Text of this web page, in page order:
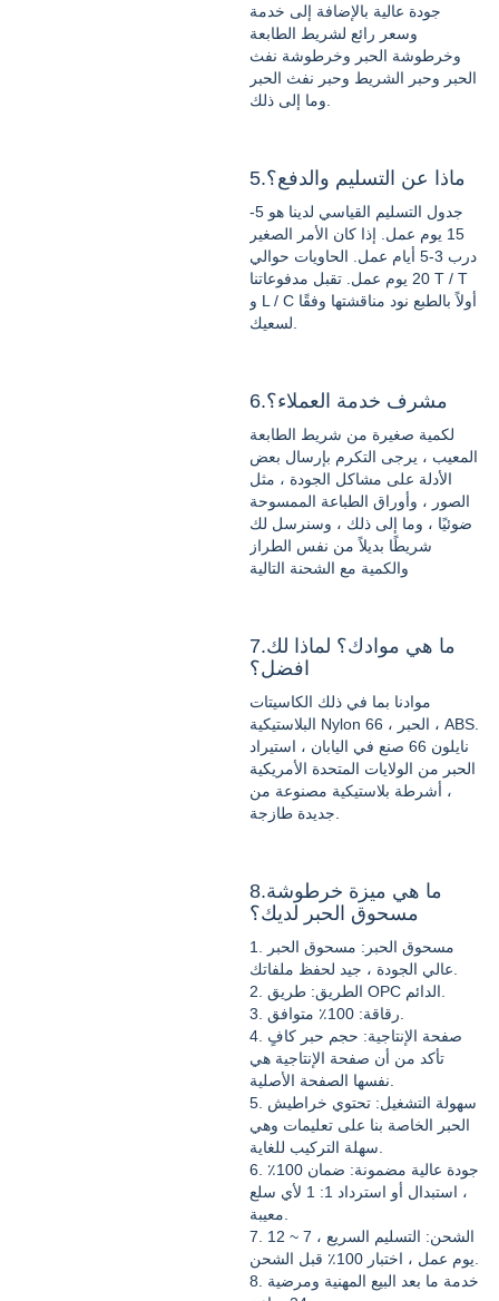
جودة عالية بالإضافة إلى خدمة
وسعر رائع لشريط الطابعة
وخرطوشة الحبر وخرطوشة نفث
الحبر وحبر الشريط وحبر نفث الحبر
5.ماذا عن التسليم والدفع؟
جدول التسليم القياسي لدينا هو 5-
15 يوم عمل. إذا كان الأمر الصغير
درب 3-5 أيام عمل. الحاويات حوالي
20 يوم عمل. تقبل مدفوعاتنا T / T
و L / C أولاً بالطبع نود مناقشتها وفقًا
6.مشرف خدمة العملاء؟
لكمية صغيرة من شريط الطابعة
المعيب ، يرجى التكرم بإرسال بعض
الأدلة على مشاكل الجودة ، مثل
الصور ، وأوراق الطباعة الممسوحة
ضوئيًا ، وما إلى ذلك ، وسنرسل لك
شريطًا بديلاً من نفس الطراز
والكمية مع الشحنة التالية
7.ما هي موادك؟ لماذا لك
افضل؟
موادنا بما في ذلك الكاسيتات
البلاستيكية Nylon 66 ، الحبر ، ABS.
نايلون 66 صنع في اليابان ، استيراد
الحبر من الولايات المتحدة الأمريكية
، أشرطة بلاستيكية مصنوعة من
8.ما هي ميزة خرطوشة
مسحوق الحبر لديك؟
1. مسحوق الحبر: مسحوق الحبر
4. صفحة الإنتاجية: حجم حبر كافٍ
تأكد من أن صفحة الإنتاجية هي
5. سهولة التشغيل: تحتوي خراطيش
الحبر الخاصة بنا على تعليمات وهي
6. جودة عالية مضمونة: ضمان 100٪
، استبدال أو استرداد 1: 1 لأي ​​سلع
7. الشحن: التسليم السريع ، 7 ~ 12
8. خدمة ما بعد البيع المهنية ومرضية